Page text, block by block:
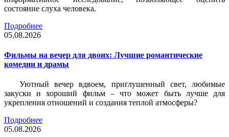
состояние слуха человека.
Подробнее
05.08.2026
Фильмы на вечер для двоих: Лучшие романтические
комедии и драмы
Уютный вечер вдвоем, приглушенный свет, любимые
закуски и хороший фильм – что может быть лучше для
укрепления отношений и создания теплой атмосферы?
Подробнее
05.08.2026